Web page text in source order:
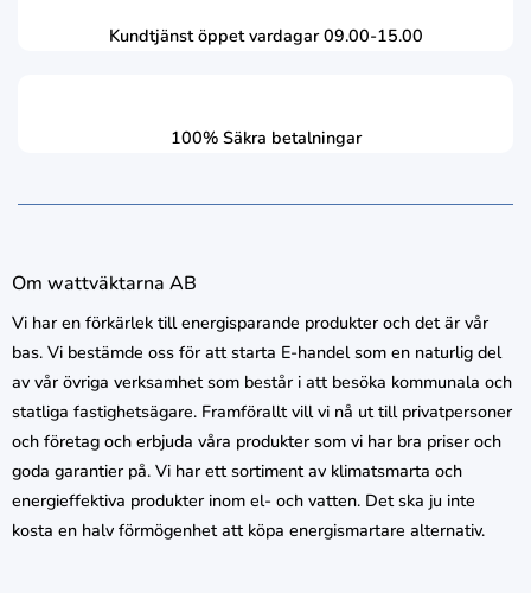
Kundtjänst öppet vardagar 09.00-15.00
100% Säkra betalningar
Om wattväktarna AB
Vi har en förkärlek till energisparande produkter och det är vår
bas. Vi bestämde oss för att starta E-handel som en naturlig del
av vår övriga verksamhet som består i att besöka kommunala och
statliga fastighetsägare. Framförallt vill vi nå ut till privatpersoner
och företag och erbjuda våra produkter som vi har bra priser och
goda garantier på. Vi har ett sortiment av klimatsmarta och
energieffektiva produkter inom el- och vatten. Det ska ju inte
kosta en halv förmögenhet att köpa energismartare alternativ.